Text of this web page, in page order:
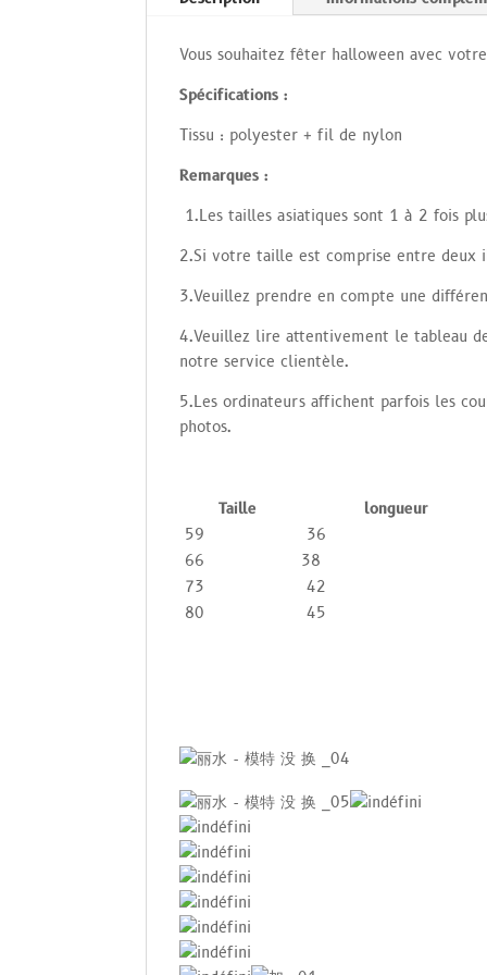
s
ba
s
no
tat
n
s
en
Vous souhaitez fêter halloween avec
Spécifications :
Tissu : polyester + fil de nylon
Remarques :
1.Les tailles asiatiques sont 1 à 2 fois
2.Si votre taille est comprise entre deux
3.Veuillez prendre en compte une
4.Veuillez lire attentivement le tableau
notre service clientèle.
5.Les ordinateurs affichent parfois les
photos.
Taille longueur
59
36
66
38
73
42
80
45